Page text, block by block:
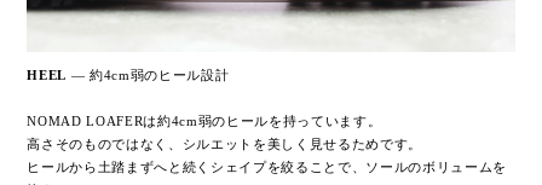
HEEL — 約4cm弱のヒール設計
NOMAD LOAFERは約4cm弱のヒールを持っています。
高さそのものではなく、シルエットを美しく見せるためです。
ヒールから土踏まずへと続くシェイプを絞ることで、ソールのボリュームを